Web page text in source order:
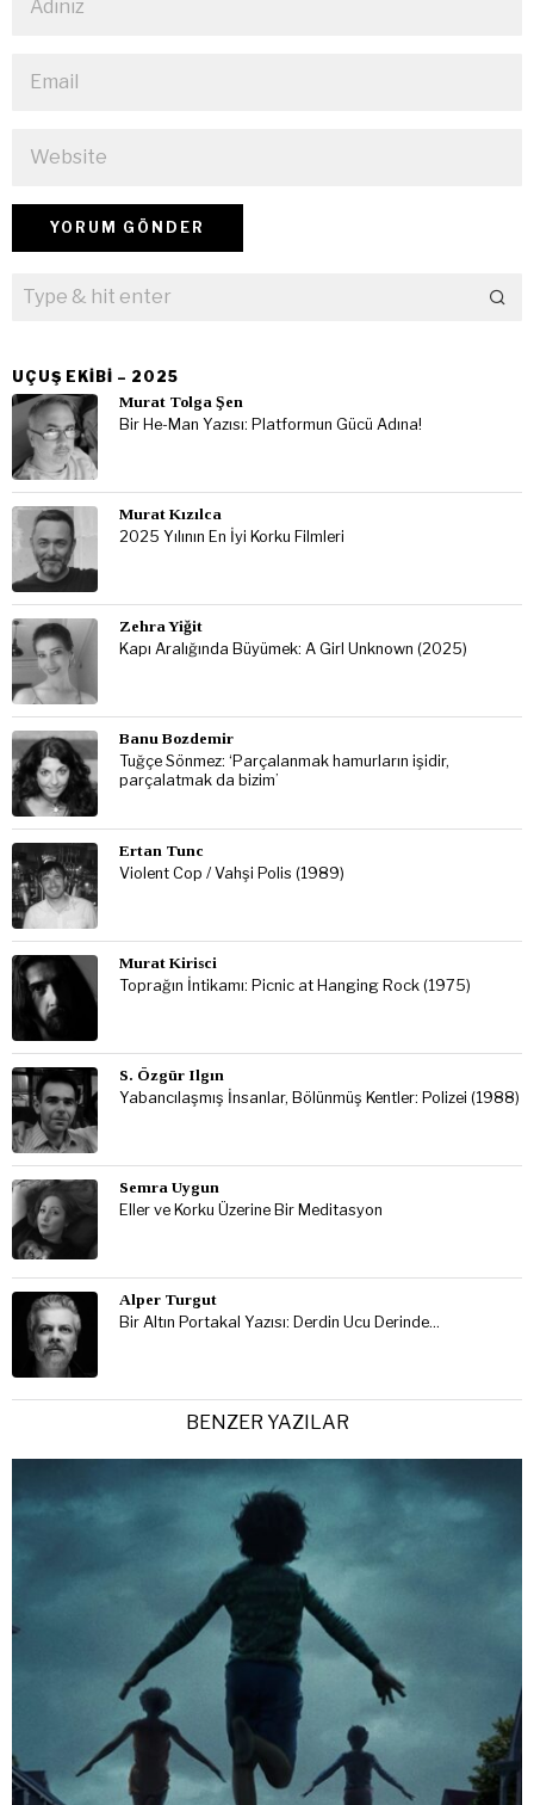
UÇUŞ EKIBI – 2025
Murat Tolga Şen
Bir He-Man Yazısı: Platformun Gücü Adına!
Murat Kızılca
2025 Yılının En İyi Korku Filmleri
Zehra Yiğit
Kapı Aralığında Büyümek: A Girl Unknown (2025)
Banu Bozdemir
Tuğçe Sönmez: ‘Parçalanmak hamurların işidir,
parçalatmak da bizim’
Ertan Tunc
Violent Cop / Vahşi Polis (1989)
Murat Kirisci
Toprağın İntikamı: Picnic at Hanging Rock (1975)
S. Özgür Ilgın
Yabancılaşmış İnsanlar, Bölünmüş Kentler: Polizei (1988)
Semra Uygun
Eller ve Korku Üzerine Bir Meditasyon
Alper Turgut
Bir Altın Portakal Yazısı: Derdin Ucu Derinde…
BENZER YAZILAR